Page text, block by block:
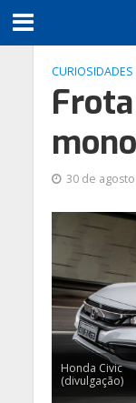
CURIOSIDADES
30 de
Honda Civic
(divulgação)